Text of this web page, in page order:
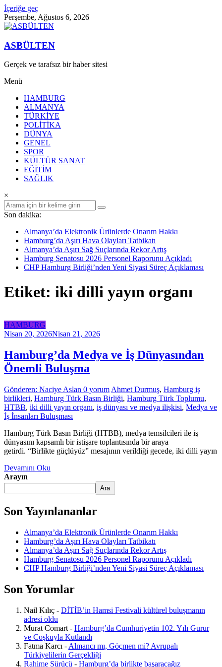
İçeriğe geç
Perşembe, Ağustos 6, 2026
ASBÜLTEN
Gerçek ve tarafsız bir haber sitesi
Menü
HAMBURG
ALMANYA
TÜRKİYE
POLİTİKA
DÜNYA
GENEL
SPOR
KÜLTÜR SANAT
EĞİTİM
SAĞLIK
×
Son dakika:
Almanya’da Elektronik Ürünlerde Onarım Hakkı
Hamburg’da Aşırı Hava Olayları Tatbikatı
Almanya’da Aşırı Sağ Suçlarında Rekor Artış
Hamburg Senatosu 2026 Personel Raporunu Açıkladı
CHP Hamburg Birliği’nden Yeni Siyasi Süreç Açıklaması
Etiket: iki dilli yayın organı
HAMBURG
Nisan 20, 2026Nisan 21, 2026
Hamburg’da Medya ve İş Dünyasından
Önemli Buluşma
Gönderen: Naciye Aslan 0 yorum Ahmet Durmuş, Hamburg iş
birlikleri, Hamburg Türk Basın Birliği, Hamburg Türk Toplumu,
HTBB, iki dilli yayın organı, iş dünyası ve medya ilişkisi, Medya ve
İş İnsanları Buluşması
Hamburg Türk Basın Birliği (HTBB), medya temsilcileri ile iş
dünyasını kapsamlı bir istişare toplantısında bir araya
getirdi. “Birlikte güçlüyüz” mesajının verildiği gecede, iki dilli yayın
Devamını Oku
Arayın
Ara
Son Yayınlananlar
Almanya’da Elektronik Ürünlerde Onarım Hakkı
Hamburg’da Aşırı Hava Olayları Tatbikatı
Almanya’da Aşırı Sağ Suçlarında Rekor Artış
Hamburg Senatosu 2026 Personel Raporunu Açıkladı
CHP Hamburg Birliği’nden Yeni Siyasi Süreç Açıklaması
Son Yorumlar
Nail Kılıç - DİTİB’in Hamsi Festivali kültürel buluşmanın
adresi oldu
Murat Comart - Hamburg’da Cumhuriyetin 102. Yılı Gurur
ve Coşkuyla Kutlandı
Fatma Karcı - Almancı mı, Göçmen mi? Avrupalı
Türkiyelilerin Gerçekliği
Rahime Sürücü - Hamburg’da birlikte başaracağız